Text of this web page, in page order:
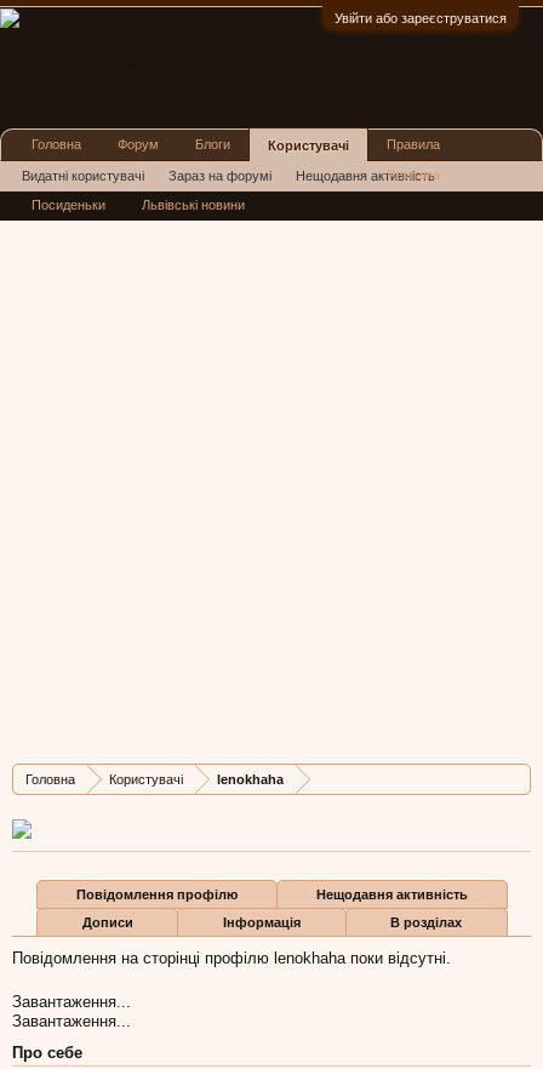
Увійти або зареєструватися
Головна Користувачі lenokhaha
Дописів
4
Карма
0
Бали
1
Повідомлення профілю
Нещодавня активність
Дописи
Інформація В розділах
Повідомлення на сторінці профілю lenokhaha поки відсутні.
Завантаження...
Завантаження...
Про себе
Головна Форум Блоги Користувачі
Видатні користувачі Зараз на форумі Нещодавня активність
Нові повідомлення профілю
Правила
Реклама
Посиденьки Львівські новини